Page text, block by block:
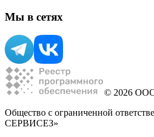
Мы в сетях
© 2026
Общество с ограниченной
СЕРВИСЕЗ»